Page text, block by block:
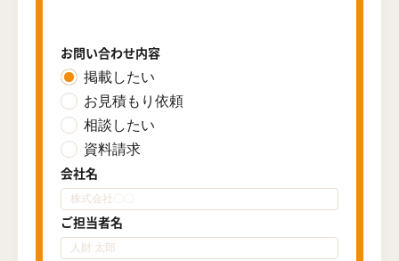
お問い合わせ内容
掲載したい
お見積もり依頼
相談したい
資料請求
会社名
ご担当者名